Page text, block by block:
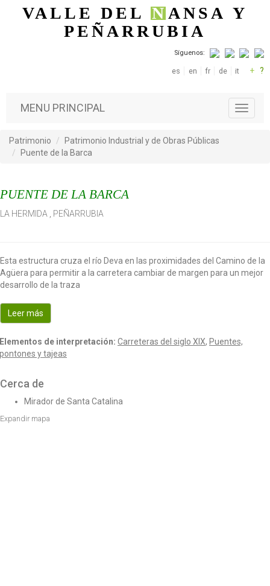
Pasar al contenido principal
VALLE DELNANSA Y
PEÑARRUBIA
Síguenos:
es en fr de it + ?
T
o
i
o
MENU PRINCIPAL
Patrimonio
Patrimonio Industrial y de Obras Públicas
Puente de la Barca
PUENTE DE LA BARCA
LA HERMIDA PEÑARRUBIA
Esta estructura cruza el río Deva en las proximidades del Camino de la
Agüera para permitir a la carretera cambiar de margen para un mejor
desarrollo de la traza
Leer más
Elementos de interpretación: Carreteras del siglo XIX, Puentes,
pontones y tajeas
Cerca de
Mirador de Santa Catalina
Expandir mapa